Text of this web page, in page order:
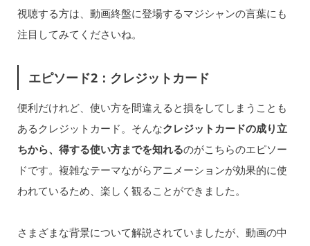
視聴する方は、動画終盤に登場するマジシャンの言葉にも
注目してみてくださいね。
エピソード2：クレジットカード
便利だけれど、使い方を間違えると損をしてしまうことも
あるクレジットカード。そんなクレジットカードの成り立
ちから、得する使い方までを知れるのがこちらのエピソー
ドです。複雑なテーマながらアニメーションが効果的に使
われているため、楽しく観ることができました。
さまざまな背景について解説されていましたが、動画の中